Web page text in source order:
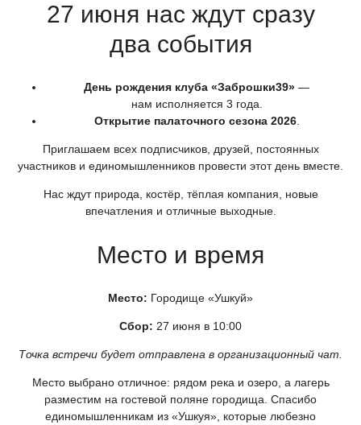
27 июня нас ждут сразу
два события
День рождения клуба «Заброшки39» —
нам исполняется 3 года.
Открытие палаточного сезона 2026.
Приглашаем всех подписчиков, друзей, постоянных
участников и единомышленников провести этот день вместе.
Нас ждут природа, костёр, тёплая компания, новые
впечатления и отличные выходные.
Место и время
Место: Городище «Ушкуй»
Сбор: 27 июня в 10:00
Точка встречи будет отправлена в организационный чат.
Место выбрано отличное: рядом река и озеро, а лагерь
разместим на гостевой поляне городища. Спасибо
единомышленникам из «Ушкуя», которые любезно